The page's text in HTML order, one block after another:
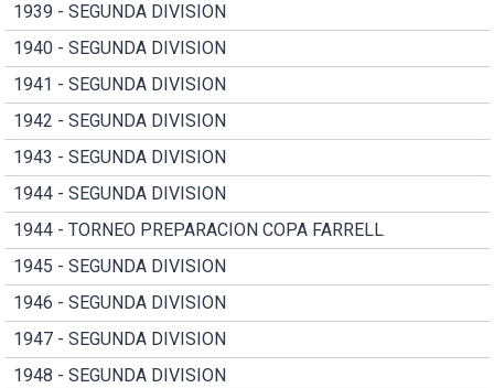
1939 - SEGUNDA DIVISION
1940 - SEGUNDA DIVISION
1941 - SEGUNDA DIVISION
1942 - SEGUNDA DIVISION
1943 - SEGUNDA DIVISION
1944 - SEGUNDA DIVISION
1944 - TORNEO PREPARACION COPA FARRELL
1945 - SEGUNDA DIVISION
1946 - SEGUNDA DIVISION
1947 - SEGUNDA DIVISION
1948 - SEGUNDA DIVISION